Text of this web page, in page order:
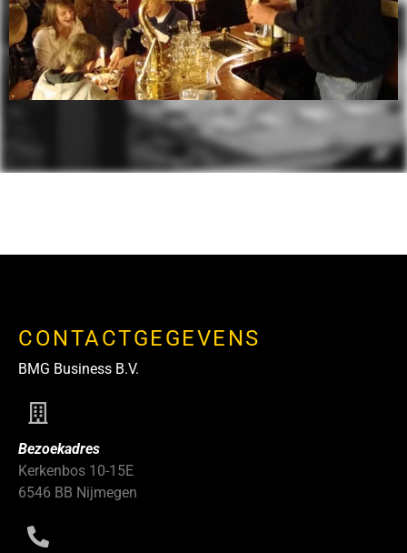
CONTACTGEGEVENS
BMG Business B.V.
Bezoekadres
Kerkenbos 10-15E
6546 BB Nijmegen